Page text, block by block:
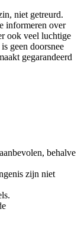
niet getreurd.
informeren over
ook veel luchtige
geen doorsnee
gegarandeerd
behalve
zijn niet